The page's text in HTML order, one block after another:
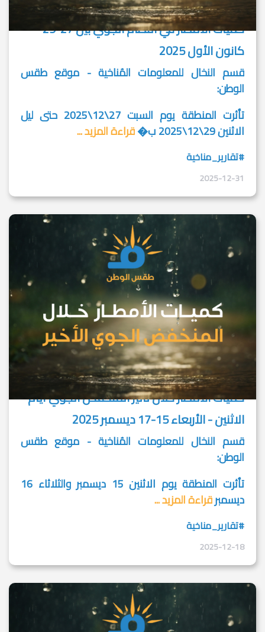
كميات الأمطار في النظام الجوي بين 27-29
كانون الأول 2025
قسم النخال للمعلومات المُناخية - موقع طقس
الوطن:
تأثرت المنطقة يوم السبت 27\12\2025 حتى ليل
الاثنين 29\12\2025 ب�
قراءة المزيد ...
#تقارير_مناخية
2025-12-31
كميات الأمطار خلال تأثير المنخفض الجوي أيام
الاثنين - الأربعاء 15-17 ديسمبر 2025
قسم النخال للمعلومات المُناخية - موقع طقس
الوطن:
تأثرت المنطقة يوم الاثنين 15 ديسمبر والثلاثاء 16
ديسمبرقراءة المزيد ...
#تقارير_مناخية
2025-12-18